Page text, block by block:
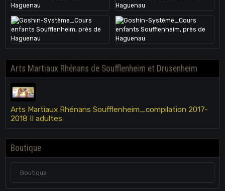
Arts Martiaux Rhénans de Soufflenheim et Drusenheim
Arts Martiaux Rhénans Soufflenheim_compilation 2017-
2018 II adultes
Boutique
Boutique